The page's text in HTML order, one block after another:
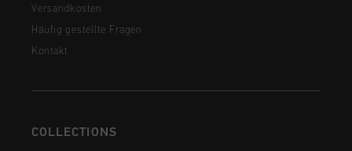
Versandkosten
Häufig gestellte Fragen
Kontakt
COLLECTIONS